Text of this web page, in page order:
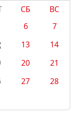
СБ
ВС
6
7
13
14
20
21
27
28